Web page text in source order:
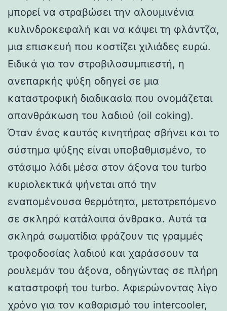
μπορεί να στραβώσει την αλουμινένια
κυλινδροκεφαλή και να κάψει τη φλάντζα,
μια επισκευή που κοστίζει χιλιάδες ευρώ.
Ειδικά για τον στροβιλοσυμπιεστή, η
ανεπαρκής ψύξη οδηγεί σε μια
καταστροφική διαδικασία που ονομάζεται
απανθράκωση του λαδιού (oil coking).
Όταν ένας καυτός κινητήρας σβήνει και το
σύστημα ψύξης είναι υποβαθμισμένο, το
στάσιμο λάδι μέσα στον άξονα του turbo
κυριολεκτικά ψήνεται από την
εναπομένουσα θερμότητα, μετατρεπόμενο
σε σκληρά κατάλοιπα άνθρακα. Αυτά τα
σκληρά σωματίδια φράζουν τις γραμμές
τροφοδοσίας λαδιού και χαράσσουν τα
ρουλεμάν του άξονα, οδηγώντας σε πλήρη
καταστροφή του turbo. Αφιερώνοντας λίγο
χρόνο για τον καθαρισμό του intercooler,